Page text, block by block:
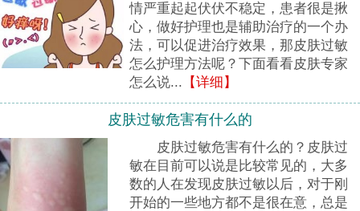
情严重起起伏伏不稳定，患者很是揪
心，做好护理也是辅助治疗的一个办
法，可以促进治疗效果，那皮肤过敏
怎么护理方法呢？下面看看皮肤专家
怎么说... 【详细】
皮肤过敏危害有什么的
皮肤过敏危害有什么的？皮肤过
敏在目前可以说是比较常见的，大多
数的人在发现皮肤过敏以后，对于刚
开始的一些地方都不是很在意，总是